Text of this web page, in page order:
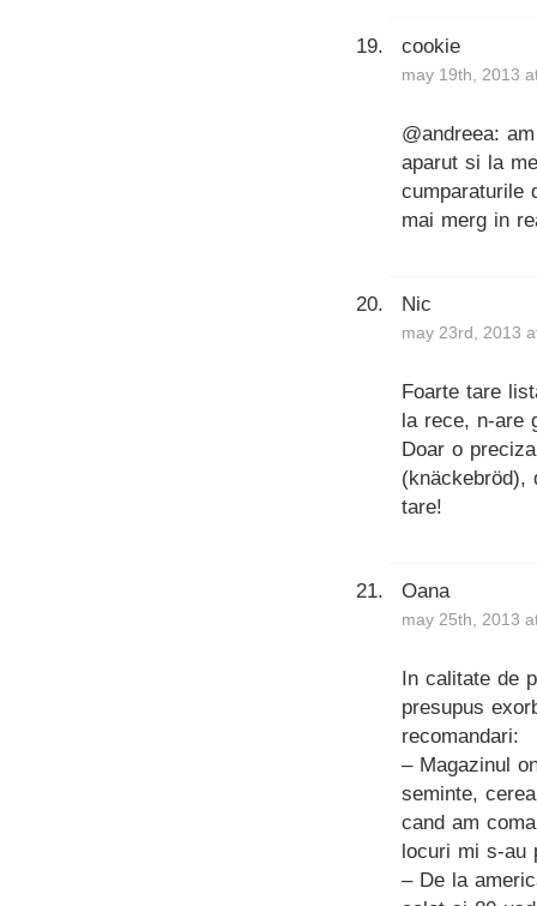
cookie
may 19th, 2013
@andreea:
aparut si la
cumparaturile
mai merg in
Nic
may 23rd, 2013
Foarte tare
la rece, n-are
Doar o
tare!
Oana
may 25th, 2013
In calitate de
presupus
recomandari:
– Magazinul
seminte,
cand am
locuri mi s-au
– De la